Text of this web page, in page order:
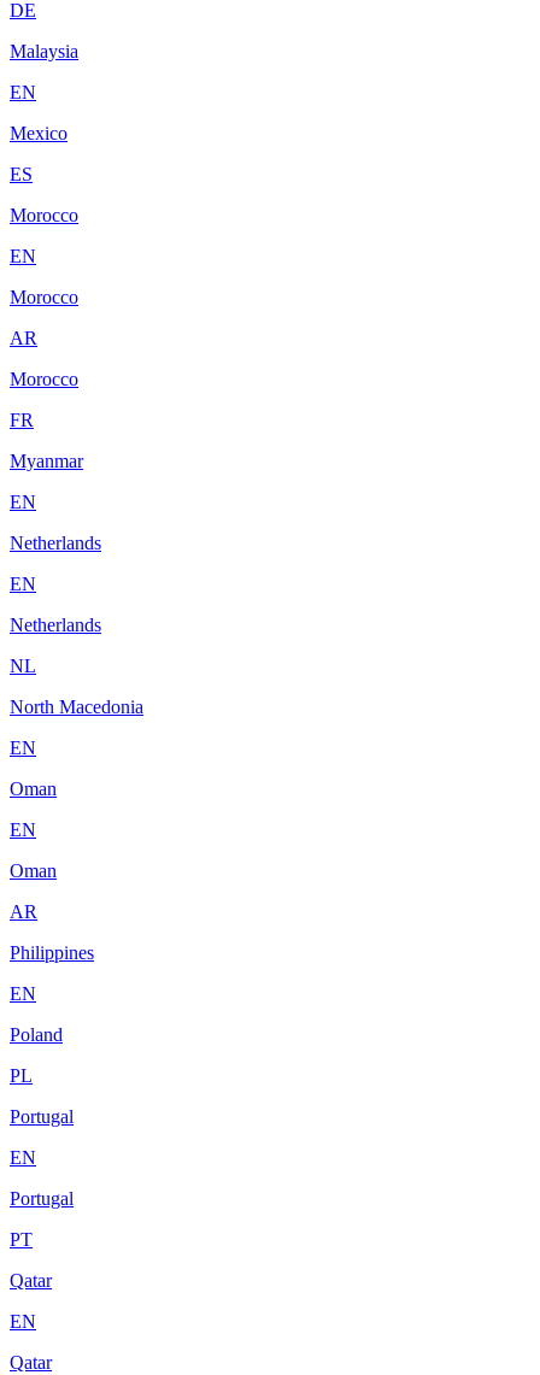
DE
Malaysia
EN
Mexico
ES
Morocco
EN
Morocco
AR
Morocco
FR
Myanmar
EN
Netherlands
EN
Netherlands
NL
North Macedonia
EN
Oman
EN
Oman
AR
Philippines
EN
Poland
PL
Portugal
EN
Portugal
PT
Qatar
EN
Qatar